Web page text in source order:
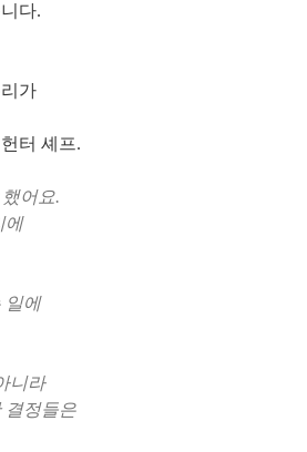
다.
가
터 셰프.
어요.
에
일에
니라
결정들은